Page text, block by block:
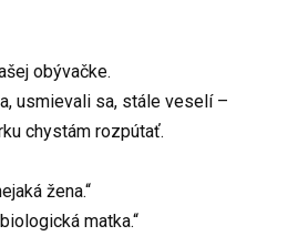
obývačke.
usmievali sa, stále veselí –
chystám rozpútať.
žena.“
matka.“